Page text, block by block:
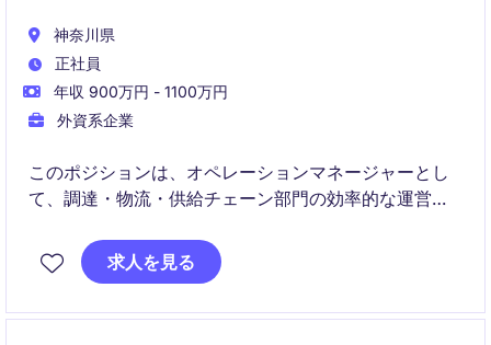
神奈川県
正社員
年収 900万円 - 1100万円
外資系企業
このポジションは、オペレーションマネージャーとし
て、調達・物流・供給チェーン部門の効率的な運営を
門全体の業績向上に貢献します。
求人を見る